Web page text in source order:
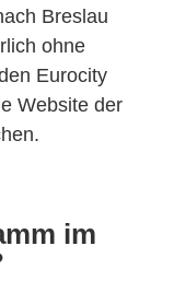
Breslau
ohne
Eurocity
Website der
im